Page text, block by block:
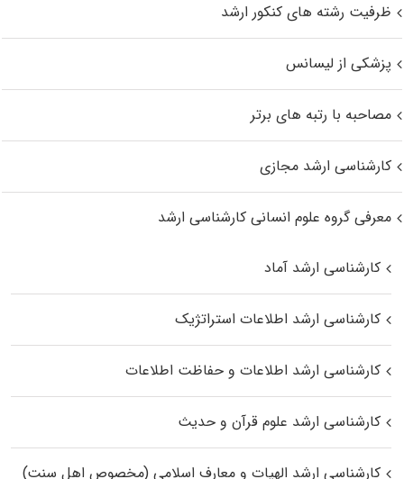
ظرفیت رشته های کنکور ارشد
پزشکی از لیسانس
مصاحبه با رتبه های برتر
کارشناسی ارشد مجازی
معرفی گروه علوم انسانی کارشناسی ارشد
کارشناسی ارشد آماد
کارشناسی ارشد اطلاعات استراتژیک
کارشناسی ارشد اطلاعات و حفاظت اطلاعات
کارشناسی ارشد علوم قرآن و حدیث
کارشناسی ارشد الهیات و معارف اسلامی (مخصوص اهل سنت)